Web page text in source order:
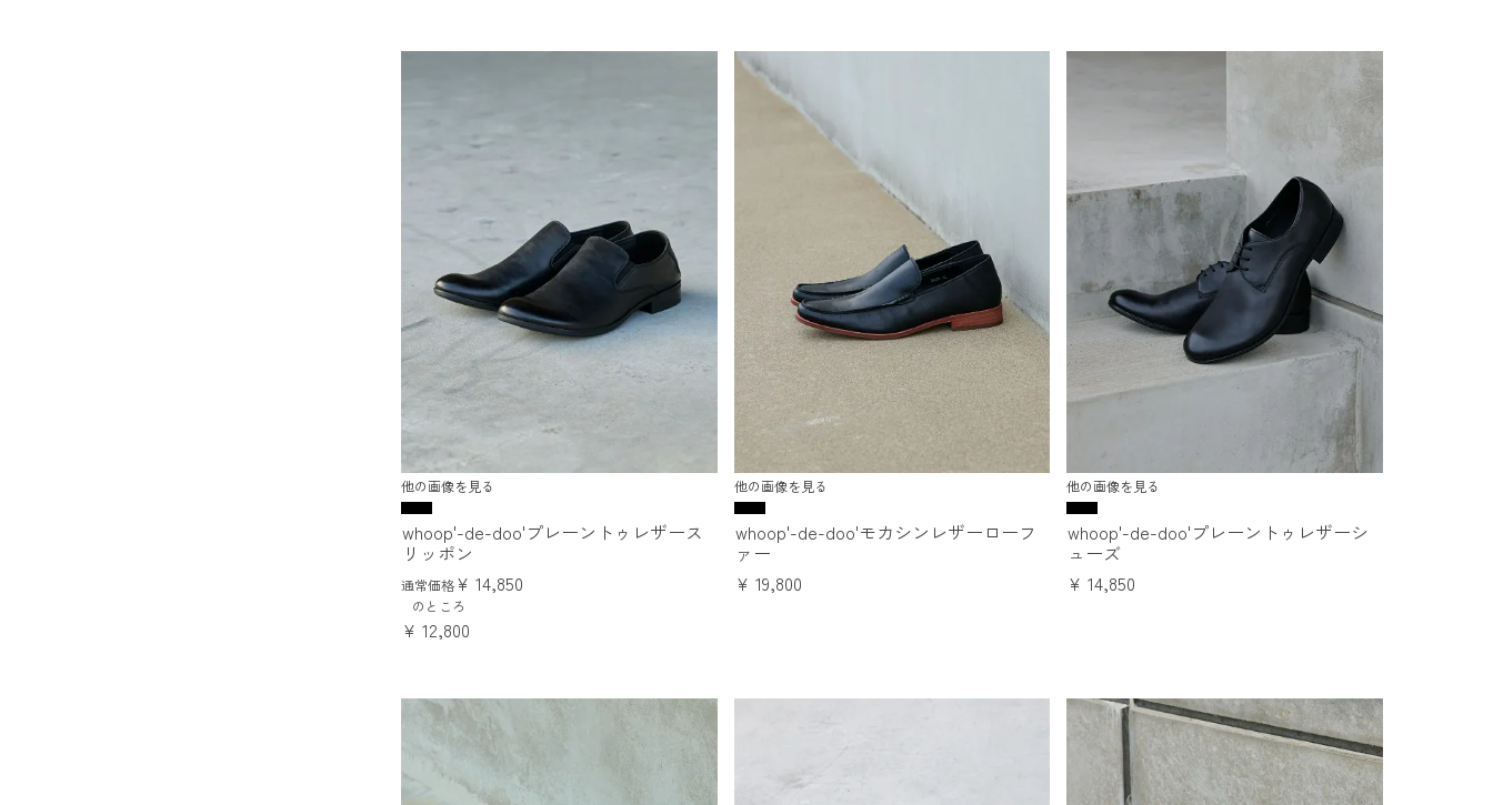
他の画像を見る
whoop'-de-doo'プレーントゥレザース
リッポン
通常価格¥ 14,850
のところ
¥ 12,800
他の画像を見る
whoop'-de-doo'モカシンレザーローフ
ァー
¥ 19,800
他の画像を見る
whoop'-de-doo'プレーントゥレザーシ
ューズ
¥ 14,850